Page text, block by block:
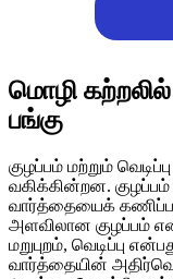
மொழி கற்றலில்
பங்கு
குழப்பம் மற்றும்
வகிக்கின்றன.
வார்த்தையைக்
அளவிலான குழப்பம்
மறுபுறம், வெடிப்பு
வார்த்தையின்